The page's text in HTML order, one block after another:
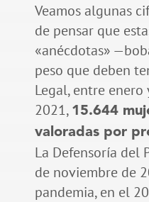
Veamos algunas
de pensar que
«anécdotas»
peso que deben
Legal, entre enero
2021, 15.644
valoradas por
La Defensoría del
de noviembre de
pandemia, en el